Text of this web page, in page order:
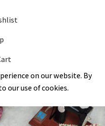
on our website. By
our use of cookies.